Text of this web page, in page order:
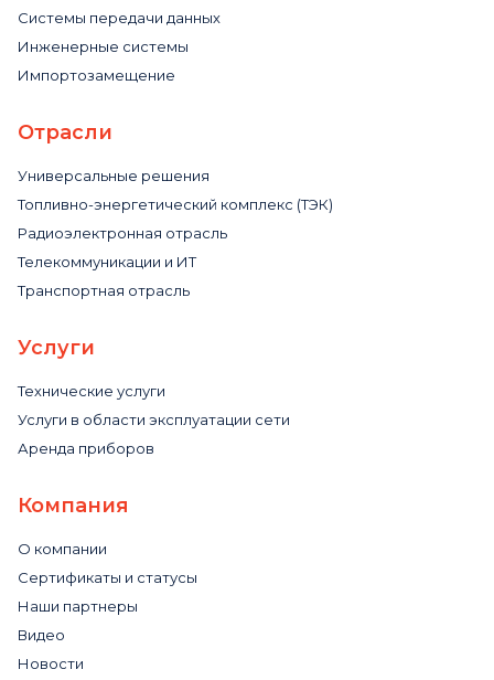
Системы передачи данных
Инженерные системы
Импортозамещение
Отрасли
Универсальные решения
Топливно-энергетический комплекс (ТЭК)
Радиоэлектронная отрасль
Телекоммуникации и ИТ
Транспортная отрасль
Услуги
Технические услуги
Услуги в области эксплуатации сети
Аренда приборов
Компания
О компании
Сертификаты и статусы
Наши партнеры
Видео
Новости